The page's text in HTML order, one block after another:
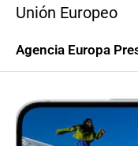
Unión Europeo
Agencia Europa